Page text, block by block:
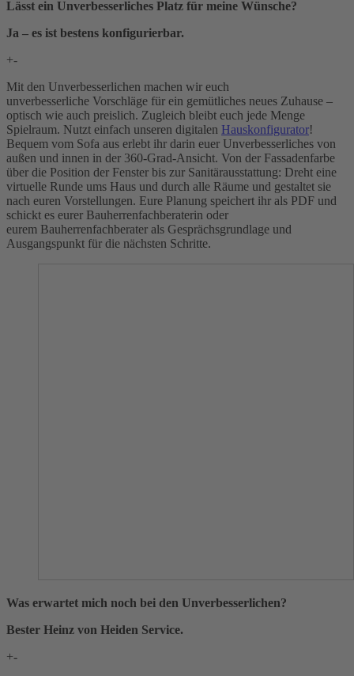
Lässt ein Unverbesserliches Platz für meine Wünsche?
Ja – es ist bestens konfigurierbar.
+-
Mit den Unverbesserlichen machen wir euch
unverbesserliche Vorschläge für ein gemütliches neues Zuhause –
optisch wie auch preislich. Zugleich bleibt euch jede Menge
Spielraum. Nutzt einfach unseren digitalen Hauskonfigurator!
Bequem vom Sofa aus erlebt ihr darin euer Unverbesserliches von
außen und innen in der 360-Grad-Ansicht. Von der Fassadenfarbe
über die Position der Fenster bis zur Sanitärausstattung: Dreht eine
virtuelle Runde ums Haus und durch alle Räume und gestaltet sie
nach euren Vorstellungen. Eure Planung speichert ihr als PDF und
schickt es eurer Bauherrenfachberaterin oder
eurem Bauherrenfachberater als Gesprächsgrundlage und
Ausgangspunkt für die nächsten Schritte.
Was erwartet mich noch bei den Unverbesserlichen?
Bester Heinz von Heiden Service.
+-